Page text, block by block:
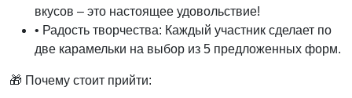
вкусов – это настоящее удовольствие!
• Радость творчества: Каждый участник сделает по
две карамельки на выбор из 5 предложенных форм.
🎁 Почему стоит прийти: